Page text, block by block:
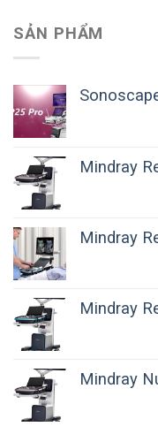
SẢN PHẨM
Mindray
Mindray
Mindray
Mindray